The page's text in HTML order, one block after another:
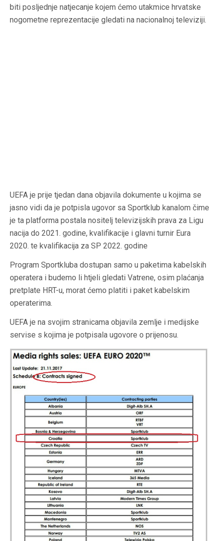
biti posljednje natjecanje kojem ćemo utakmice hrvatske
nogometne reprezentacije gledati na nacionalnoj televiziji.
UEFA je prije tjedan dana objavila dokumente u kojima se
jasno vidi da je potpisla ugovor sa Sportklub kanalom čime
je ta platforma postala nositelj televizijskih prava za Ligu
nacija do 2021. godine, kvalifikacije i glavni turnir Eura
2020. te kvalifikacija za SP 2022. godine
Program Sportkluba dostupan samo u paketima kabelskih
operatera i budemo li htjeli gledati Vatrene, osim plaćanja
pretplate HRT-u, morat ćemo platiti i paket kabelskim
operaterima.
UEFA je na svojim stranicama objavila zemlje i medijske
servise s kojima je potpisala ugovore o prijenosu.